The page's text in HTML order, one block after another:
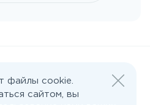
файлы cookie.
сайтом, вы